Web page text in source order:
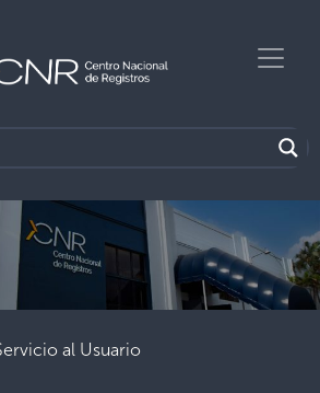
Next
al Usuario